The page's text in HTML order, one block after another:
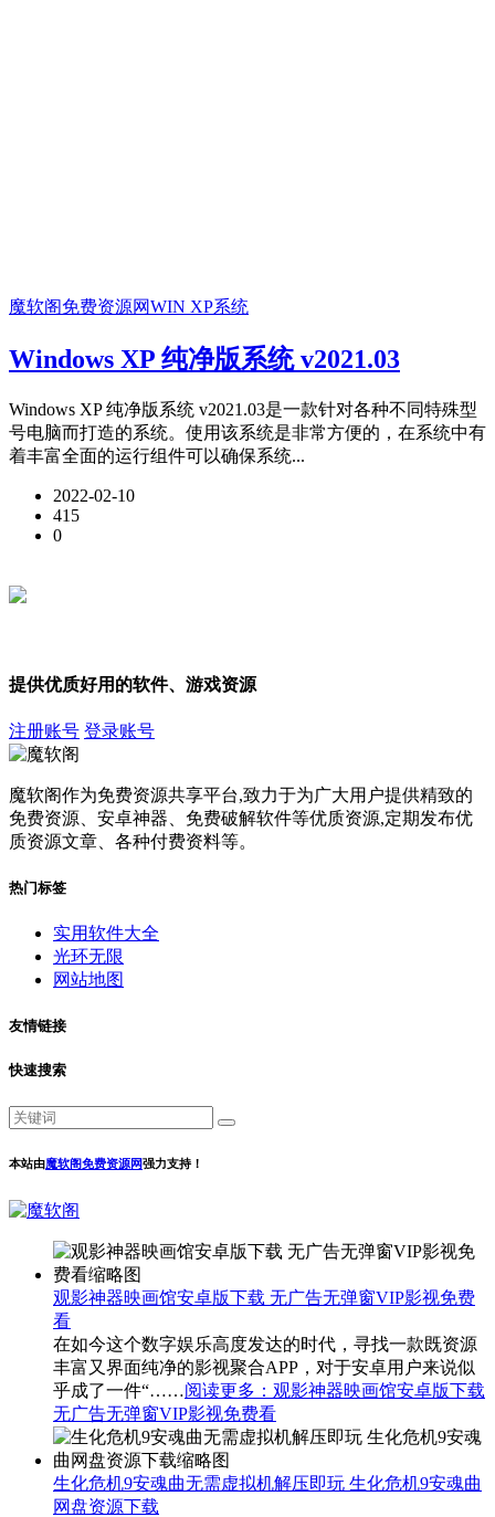
魔软阁免费资源网WIN XP系统
Windows XP 纯净版系统 v2021.03
Windows XP 纯净版系统 v2021.03是一款针对各种不同特殊型
号电脑而打造的系统。使用该系统是非常方便的，在系统中有
着丰富全面的运行组件可以确保系统...
2022-02-10
415
0
提供优质好用的软件、游戏资源
注册账号 登录账号
魔软阁作为免费资源共享平台,致力于为广大用户提供精致的
免费资源、安卓神器、免费破解软件等优质资源,定期发布优
质资源文章、各种付费资料等。
热门标签
实用软件大全
光环无限
网站地图
友情链接
快速搜索
本站由魔软阁免费资源网强力支持！
观影神器映画馆安卓版下载 无广告无弹窗VIP影视免费
看
在如今这个数字娱乐高度发达的时代，寻找一款既资源
丰富又界面纯净的影视聚合APP，对于安卓用户来说似
乎成了一件“……阅读更多 ：观影神器映画馆安卓版下载
无广告无弹窗VIP影视免费看
生化危机9安魂曲无需虚拟机解压即玩 生化危机9安魂曲
网盘资源下载